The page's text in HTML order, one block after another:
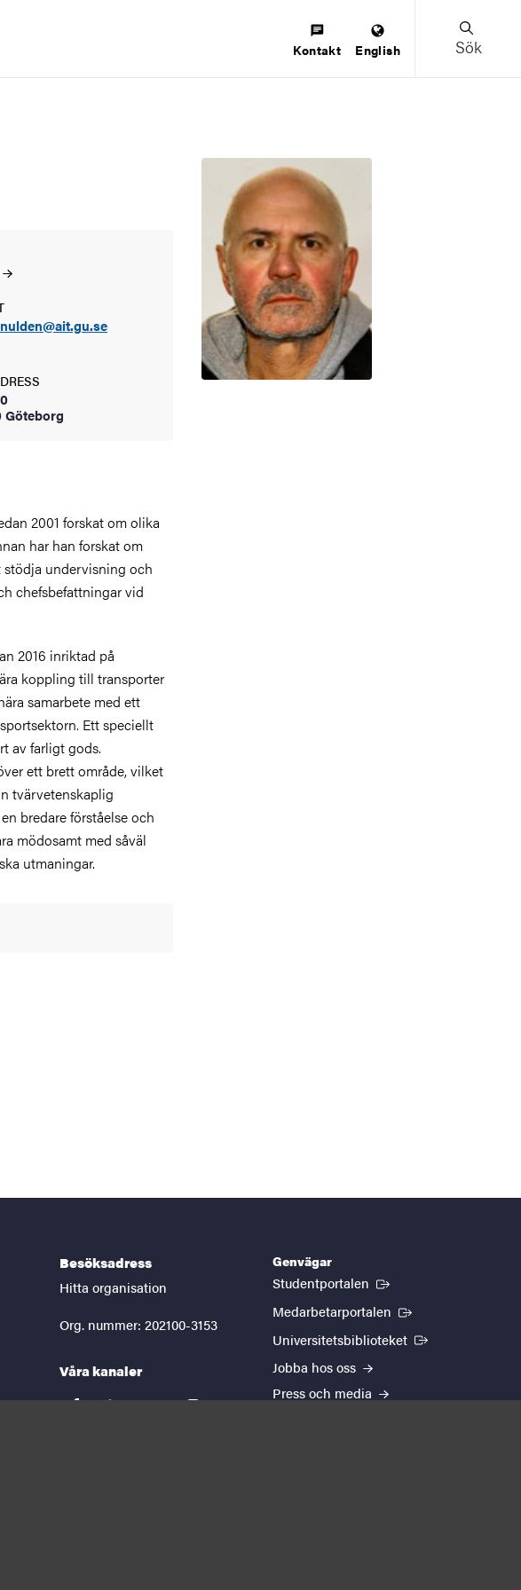
Kontakt English Sök
Göteborg
2001 forskat om olika
har han forskat om
undervisning och
chefsbefattningar vid
2016 inriktad på
koppling till transporter
samarbete med ett
Ett speciellt
av farligt gods.
ett brett område, vilket
tvärvetenskaplig
bredare förståelse och
mödosamt med såväl
utmaningar.
Besöksadress
Hitta organisation
Org. nummer: 202100-3153
Våra kanaler
Genvägar
Studentportalen (Extern länk)
Medarbetarportalen (Extern länk)
Universitetsbiblioteket (Extern länk)
Jobba hos oss
Press och media